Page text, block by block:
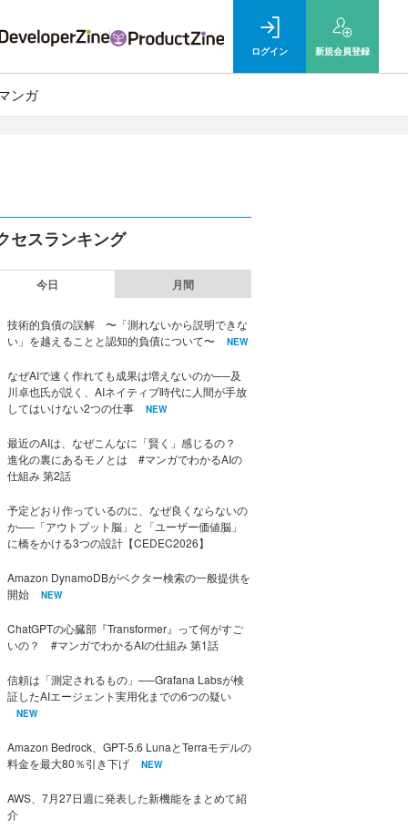
ログイン 新規会員登録
ンガ
セスランキング
今日 月間
技術的負債の誤解 〜「測れないから説明できな
い」を越えることと認知的負債について〜
NEW
なぜAIで速く作れても成果は増えないのか──及
川卓也氏が説く、AIネイティブ時代に人間が手放
してはいけない2つの仕事
NEW
最近のAIは、なぜこんなに「賢く」感じるの？
進化の裏にあるモノとは #マンガでわかるAIの
仕組み 第2話
予定どおり作っているのに、なぜ良くならないの
か──「アウトプット脳」と「ユーザー価値脳」
に橋をかける3つの設計【CEDEC2026】
Amazon DynamoDBがベクター検索の一般提供を
開始
NEW
ChatGPTの心臓部『Transformer』って何がすご
いの？ #マンガでわかるAIの仕組み 第1話
信頼は「測定されるもの」──Grafana Labsが検
証したAIエージェント実用化までの6つの疑い
NEW
Amazon Bedrock、GPT-5.6 LunaとTerraモデルの
料金を最大80％引き下げ
NEW
AWS、7月27日週に発表した新機能をまとめて紹
介